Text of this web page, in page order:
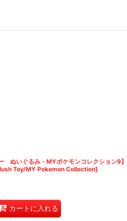
ぬいぐるみ・MYポケモンコレクション9】
Toy/MY Pokemon Collection]
カートに入れる